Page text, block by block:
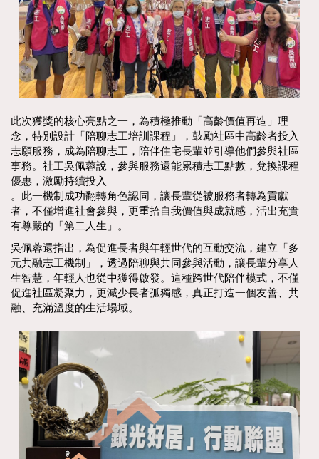
此次獲獎的核心亮點之一，為積極推動「高齡價值再造」理
念，特別設計「陪聊志工培訓課程」，鼓勵社區中高齡者投入
志願服務，成為陪聊志工，陪伴住宅長輩並引導他們參與社區
事務。社工吳佩蓉說，參與服務還能累積志工點數，兌換課程
優惠，激勵持續投入
。此一機制成功翻轉角色認同，讓長輩從被服務者轉為貢獻
者，不僅增進社會參與，更重拾自我價值與成就感，活出充實
有尊嚴的「第二人生」。
吳佩蓉還指出，為促進長者與年輕世代的互動交流，建立「多
元共融志工機制」，透過陪聊與共同參與活動，讓長輩分享人
生智慧，年輕人也從中獲得啟發。這種跨世代陪伴模式，不僅
促進社區凝聚力，更減少長者孤獨感，真正打造一個友善、共
融、充滿溫度的生活場域。